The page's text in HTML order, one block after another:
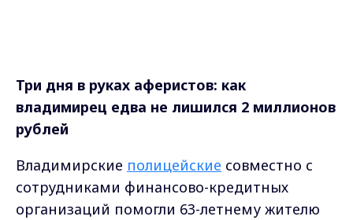
Три дня в руках аферистов: как
владимирец едва не лишился 2 миллионов
рублей
Владимирские полицейские совместно с
сотрудниками финансово-кредитных
организаций помогли 63-летнему жителю